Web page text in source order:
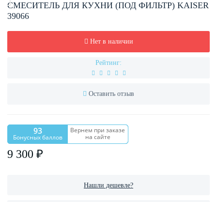
СМЕСИТЕЛЬ ДЛЯ КУХНИ (ПОД ФИЛЬТР) KAISER
39066
Нет в наличии
Рейтинг:
Оставить отзыв
93
Бонусных баллов
Вернем при заказе
на сайте
9 300 ₽
Нашли дешевле?